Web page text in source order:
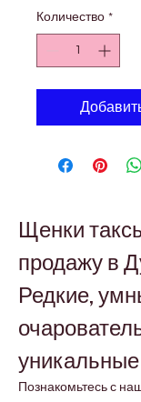
Количество *
Щенки
продажу в
Редкие,
уникальные
Познакомьтесь с